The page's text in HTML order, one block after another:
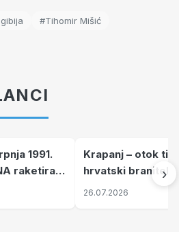
#Tihomir Mišić
1991.
raketirali
"Nikola
Krapanj – otok
hrvatski branitelji
pronalaze mir
26.07.2026
›